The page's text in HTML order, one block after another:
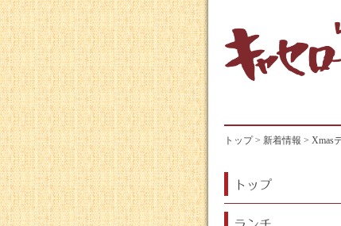
トップ> 新着情報 > Xmas